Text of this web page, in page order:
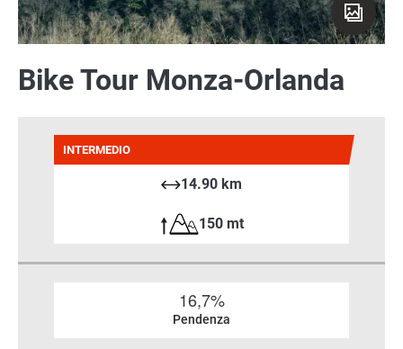
Bike Tour Monza-Orlanda
INTERMEDIO
14.90 km
150 mt
16,7%
Pendenza